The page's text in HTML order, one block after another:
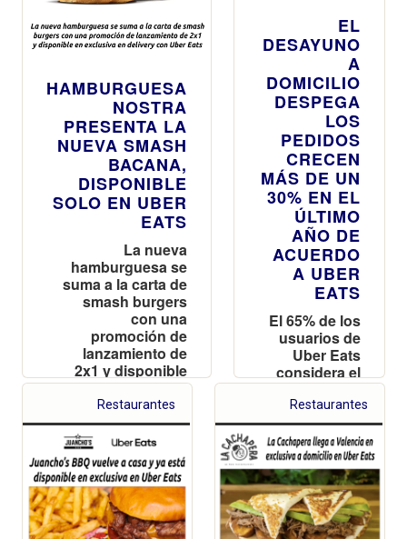
HAMBURGUESA
NOSTRA
PRESENTA LA
NUEVA SMASH
BACANA,
DISPONIBLE
SOLO EN UBER
EATS
La nueva
hamburguesa se
suma a la carta de
smash burgers
con una
promoción de
lanzamiento de
2x1 y disponible
en exclusiva en
delivery con Uber
Eats
EL
DESAYUNO
A
DOMICILIO
DESPEGA
LOS
PEDIDOS
CRECEN
MÁS DE UN
30% EN EL
ÚLTIMO
AÑO DE
ACUERDO
A UBER
EATS
El 65% de los
usuarios de
Uber Eats
considera el
desayuno
como la
comida más
importante
del día y casi
la mitad
prefiere
opciones
saladas
Restaurantes Restaurantes